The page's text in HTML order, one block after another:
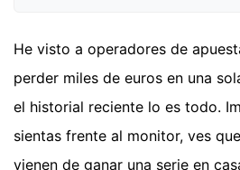
He visto a operadores de
perder miles de euros en una
el historial reciente lo es todo.
sientas frente al monitor, ves
vienen de ganar una serie en